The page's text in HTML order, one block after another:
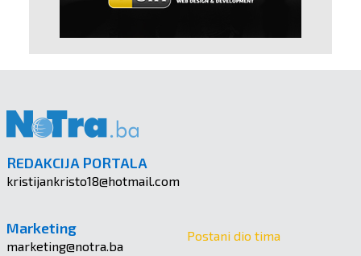
REDAKCIJA PORTALA
kristijankristo18@hotmail.com
Marketing
marketing@notra.ba
Postani dio tima